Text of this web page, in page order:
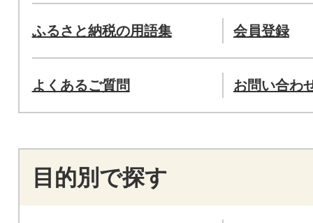
ふるさと納税の用語集 会員登録
よくあるご質問 お問い合わ
目的別で探す